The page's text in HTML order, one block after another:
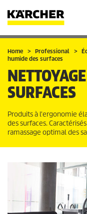
Panier
Mes Favoris
Home Professional
humide des surfaces
SURFACES
Produits à l'ergonomie
des surfaces.
ramassage optimal des